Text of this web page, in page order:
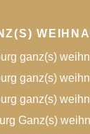
ganz(s)
ganz(s)
ganz(s)
Ganz(s)